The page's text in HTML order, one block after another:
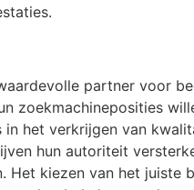
partner voor
zoekmachineposities
het verkrijgen van
hun autoriteit
Het kiezen van het juiste